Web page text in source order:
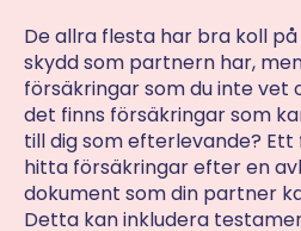
De allra flesta har bra koll
skydd som partnern har,
försäkringar som du inte vet
det finns försäkringar som
till dig som efterlevande?
hitta försäkringar efter en
dokument som din partner
Detta kan inkludera